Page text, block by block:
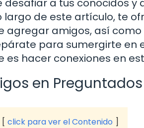
a tus conocidos
largo de este artículo, te
agregar amigos, así
para sumergirte en
es hacer conexiones en
en Preguntados
click para ver el Contenido